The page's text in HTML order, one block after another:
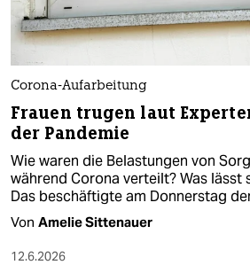
Corona-Aufarbeitung
Frauen trugen laut
der Pandemie
Wie waren die Belastungen von
während Corona verteilt? Was lässt
Das beschäftigte am Donnerstag
Von Amelie Sittenauer
12.6.2026